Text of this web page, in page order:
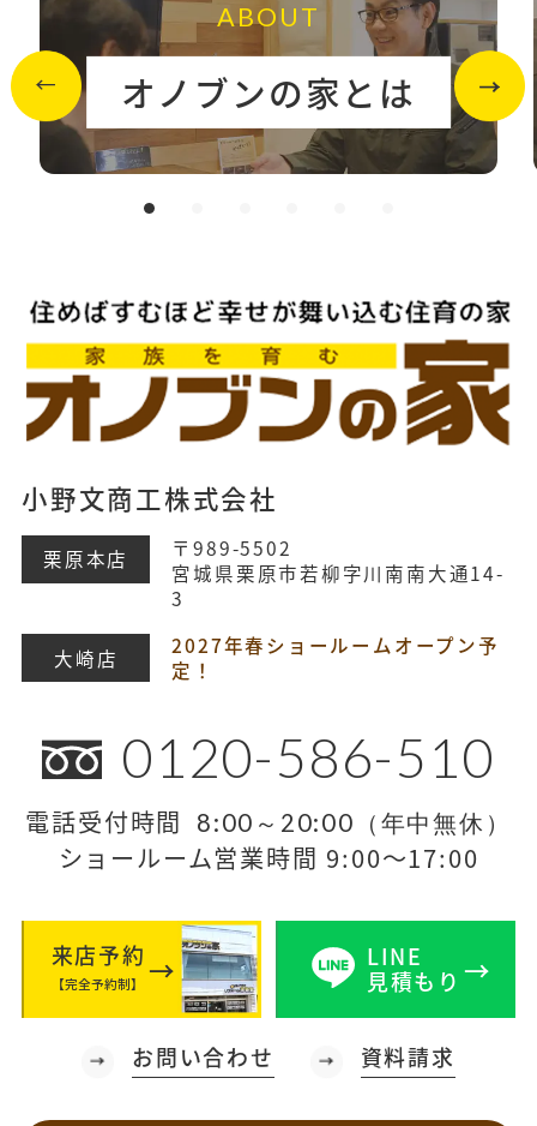
ABOUT
オノブンの家とは
小野文商工株式会社
栗原本店
〒989-5502
宮城県栗原市若柳字川南南大通14-
3
大崎店
2027年春ショールームオープン予
定！
0120-586-510
電話受付時間 8:00～20:00（年中無休）
ショールーム営業時間 9:00～17:00
来店予約
【完全予約制】
LINE
見積もり
お問い合わせ 資料請求